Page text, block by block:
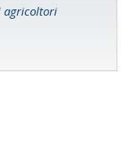
agricoltori